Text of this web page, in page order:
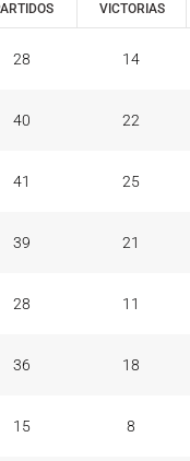
VICTORIAS
28 14
40 22
41 25
39 21
28 11
36 18
15 8